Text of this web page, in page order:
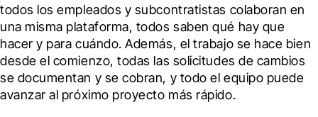
todos los empleados y subcontratistas colaboran en
una misma plataforma, todos saben qué hay que
hacer y para cuándo. Además, el trabajo se hace bien
desde el comienzo, todas las solicitudes de cambios
se documentan y se cobran, y todo el equipo puede
avanzar al próximo proyecto más rápido.